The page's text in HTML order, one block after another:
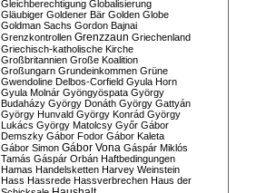
Gleichberechtigung Globalisierung
Gläubiger Goldener Bär Golden Globe
Goldman Sachs Gordon Bajnai
Grenzkontrollen Grenzzaun Griechenland
Griechisch-katholische Kirche
Großbritannien Große Koalition
Großungarn Grundeinkommen Grüne
Gwendoline Delbos-Corfield Gyula Horn
Gyula Molnár Gyöngyöspata György
Budaházy György Donáth György Gattyán
György Hunvald György Konrád György
Lukács György Matolcsy Győr Gábor
Demszky Gábor Fodor Gábor Kaleta
Gábor Simon Gábor Vona Gáspár Miklós
Tamás Gáspár Orbán Haftbedingungen
Hamas Handelsketten Harvey Weinstein
Hass Hassrede Hassverbrechen Haus der